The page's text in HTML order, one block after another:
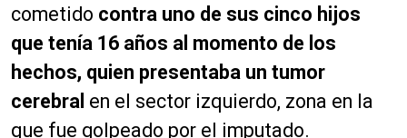
cometido contra uno de sus cinco hijos
que tenía 16 años al momento de los
hechos, quien presentaba un tumor
cerebral en el sector izquierdo, zona en la
que fue golpeado por el imputado.